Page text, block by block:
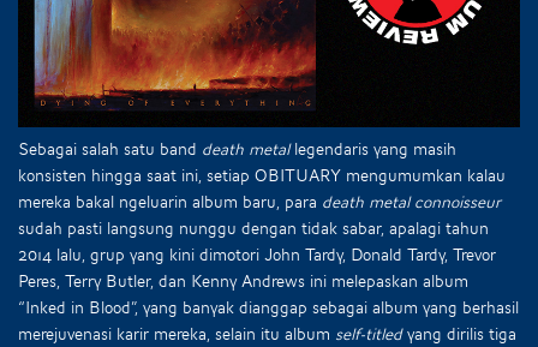
Sebagai salah satu band death metallegendaris yang masih
konsisten hingga saat ini, setiap OBITUARY mengumumkan kalau
mereka bakal ngeluarin album baru, para death metal connoisseur
sudah pasti langsung nunggu dengan tidak sabar, apalagi tahun
2014 lalu, grup yang kini dimotori John Tardy, Donald Tardy, Trevor
Peres, Terry Butler, dan Kenny Andrews ini melepaskan album
“Inked in Blood”, yang banyak dianggap sebagai album yang berhasil
merejuvenasi karir mereka, selain itu album self-titledyang dirilis tiga